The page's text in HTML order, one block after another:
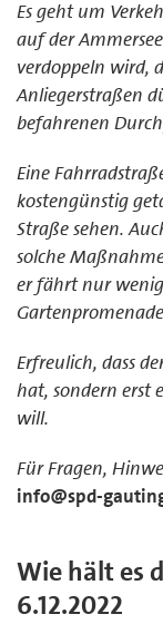
Es geht um
auf der
verdoppeln wird,
Anliegerstraßen
befahrenen
Eine
kostengünstig
Straße sehen.
solche
er fährt nur
Erfreulich, dass
hat, sondern erst
will.
Für Fragen,
info@spd-
Wie hält es
6.12.2022